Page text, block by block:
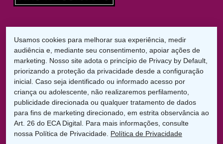
Dr. Diego Garbelini Lorena
CRO/PR: 21826
LGPD:
Encarregado de Proteção de Dados
Cláudio C. Braga
dpo@uniodontolondrina.coop.br
Usamos cookies para melhorar sua experiência, medir
audiência e, mediante seu consentimento, apoiar ações de
marketing. Nosso site adota o princípio de Privacy by Default,
priorizando a proteção da privacidade desde a configuração
inicial. Caso seja identificado ou informado acesso por
criança ou adolescente, não realizaremos perfilamento,
publicidade direcionada ou qualquer tratamento de dados
para fins de marketing direcionado, em estrita observância ao
Art. 26 do ECA Digital. Para mais informações, consulte
nossa Política de Privacidade. Política de Privacidade